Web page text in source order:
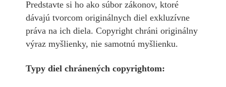
Predstavte si ho ako súbor zákonov, ktoré
dávajú tvorcom originálnych diel exkluzívne
práva na ich diela. Copyright chráni originálny
výraz myšlienky, nie samotnú myšlienku.
Typy diel chránených copyrightom: